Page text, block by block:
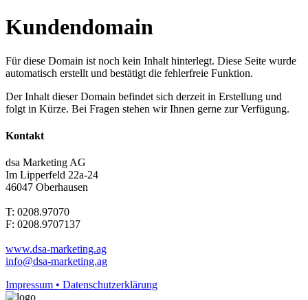
Kundendomain
Für diese Domain ist noch kein Inhalt hinterlegt. Diese Seite wurde
automatisch erstellt und bestätigt die fehlerfreie Funktion.
Der Inhalt dieser Domain befindet sich derzeit in Erstellung und
folgt in Kürze. Bei Fragen stehen wir Ihnen gerne zur Verfügung.
Kontakt
dsa Marketing AG
Im Lipperfeld 22a-24
46047 Oberhausen
T: 0208.97070
F: 0208.9707137
www.dsa-marketing.ag
info@dsa-marketing.ag
Impressum • Datenschutzerklärung